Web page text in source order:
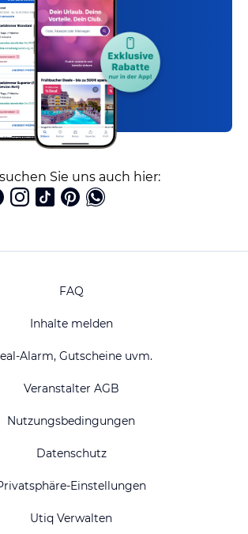
Sie uns auch hier:
FAQ
Inhalte melden
Alarm, Gutscheine uvm.
Veranstalter AGB
Nutzungsbedingungen
Datenschutz
Einstellungen
Utiq Verwalten